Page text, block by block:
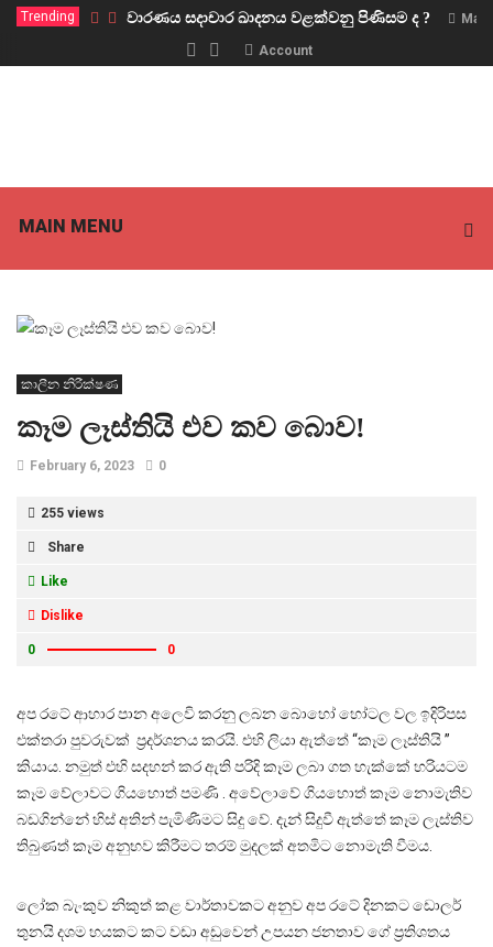
Trending වාරණය සදාචාර ඛාදනය වළක්වනු පිණිසම ද ?
Account
MAIN MENU
කාලීන නිරීක්ෂණ
කෑම ලෑස්තියි එව කව බොව!
February 6, 2023 0
255 views
Share
Like
Dislike
0 0
අප රටේ ආහාර පාන අලෙවි කරනු ලබන බොහෝ හෝටල වල ඉදිරිපස
එක්තරා පුවරුවක් ප්‍රදර්ශනය කරයි. එහි ලියා ඇත්තේ “කෑම ලෑස්තියි ”
කියාය. නමුත් එහි සදහන් කර ඇති පරිදි කෑම ලබා ගත හැක්කේ හරියටම
කෑම වේලාවට ගියහොත් පමණි . අවේලාවේ ගියහොත් කෑම නොමැතිව
බඩගින්නේ හිස් අතින් පැමිණීමට සිදු වේ. දැන් සිදුවී ඇත්තේ කෑම ලැස්තිව
තිබුණත් කෑම අනුභව කිරීමට තරම් මුදලක් අතමිට නොමැති වීමය.
ලෝක බැංකුව නිකුත් කළ වාර්තාවකට අනුව අප රටේ දිනකට ඩොලර්
තුනයි දශම හයකට කට වඩා අඩුවෙන් උපයන ජනතාව ගේ ප්‍රතිශතය